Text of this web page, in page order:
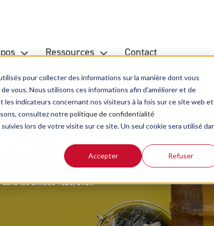
pour collecter des informations sur la manière dont vous
vous. Nous utilisons ces informations afin d'améliorer et de
indicateurs concernant nos visiteurs à la fois sur ce site web et
consultez notrepolitique de confidentialité
lors de votre visite sur ce site. Un seul cookie sera utilisé
Accepter Refuser
Ressources
Bible de la rue
Blog d'actualité
Guide de lecture de la Bible
Kit de présentation ABF
Méditations
Contact
en français
les années 1520, avait